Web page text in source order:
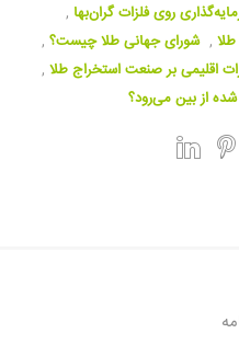
,
, شورای جهانی طلا چیست؟ ,
اقلیمی بر صنعت استخراج طلا ,
از بین می‌رود؟